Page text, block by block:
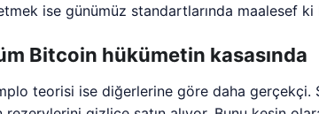
ise günümüz standartlarında maalesef ki
Bitcoin hükümetin kasasında
teorisi ise diğerlerine göre daha